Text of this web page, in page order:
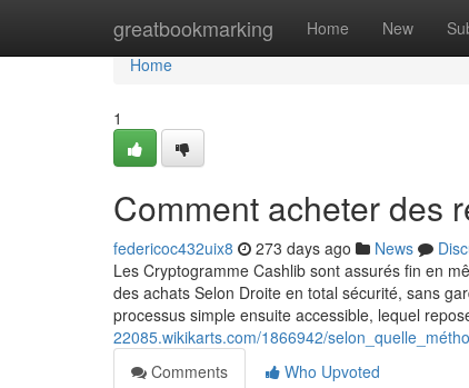
greatbookmarking Home New
Home
Home
1
Comment acheter des
federicoc432uix8 273 days ago News
Les Cryptogramme Cashlib sont assurés fin en
des achats Selon Droite en total sécurité, sans
processus simple ensuite accessible, lequel
22085.wikikarts.com/1866942/
Comments
Who Upvoted